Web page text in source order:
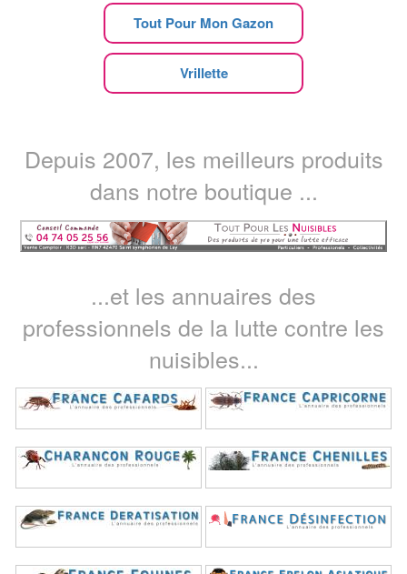
Tout Pour Mon Gazon
Vrillette
Depuis 2007, les meilleurs produits
dans notre boutique ...
...et les annuaires des
professionnels de la lutte contre les
nuisibles...